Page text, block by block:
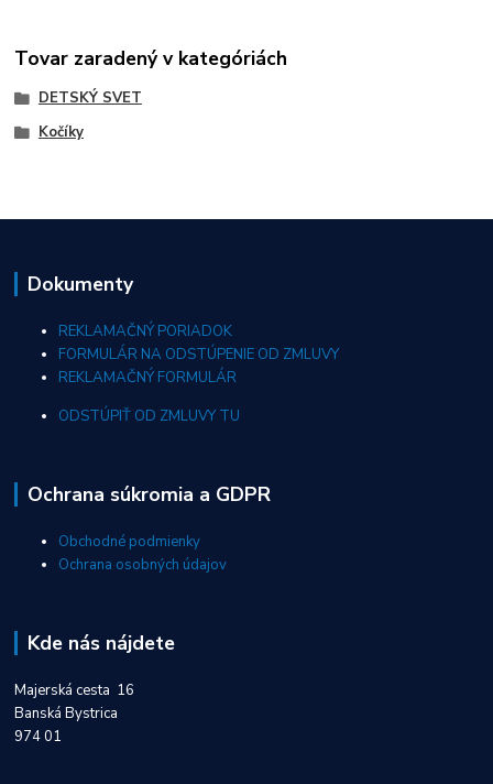
Tovar zaradený v kategóriách
DETSKÝ SVET
Kočíky
Dokumenty
REKLAMAČNÝ PORIADOK
FORMULÁR NA ODSTÚPENIE OD ZMLUVY
REKLAMAČNÝ FORMULÁR
ODSTÚPIŤ OD ZMLUVY TU
Ochrana súkromia a GDPR
Obchodné podmienky
Ochrana osobných údajov
Kde nás nájdete
Majerská cesta 16
Banská Bystrica
974 01